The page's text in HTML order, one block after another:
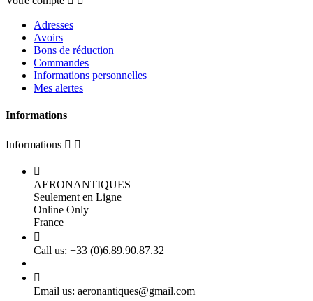
Adresses
Avoirs
Bons de réduction
Commandes
Informations personnelles
Mes alertes
Informations
Informations  

AERONANTIQUES
Seulement en Ligne
Online Only
France

Call us: +33 (0)6.89.90.87.32

Email us: aeronantiques@gmail.com